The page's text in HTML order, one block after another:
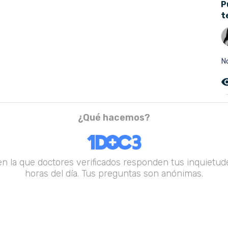
¿Qué hacemos?
la que doctores verificados responden tus
horas del día. Tus preguntas son anónimas.